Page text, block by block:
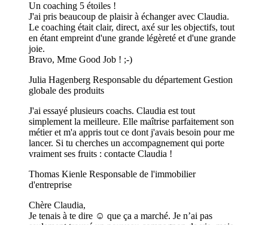
Un coaching 5 étoiles !
J'ai pris beaucoup de plaisir à échanger avec Claudia.
Le coaching était clair, direct, axé sur les objectifs, tout
en étant empreint d'une grande légèreté et d'une grande
joie.
Bravo, Mme Good Job ! ;-)
Julia Hagenberg Responsable du département Gestion
globale des produits
J'ai essayé plusieurs coachs. Claudia est tout
simplement la meilleure. Elle maîtrise parfaitement son
métier et m'a appris tout ce dont j'avais besoin pour me
lancer. Si tu cherches un accompagnement qui porte
vraiment ses fruits : contacte Claudia !
Thomas Kienle Responsable de l'immobilier
d'entreprise
Chère Claudia,
Je tenais à te dire ☺️ que ça a marché. Je n’ai pas